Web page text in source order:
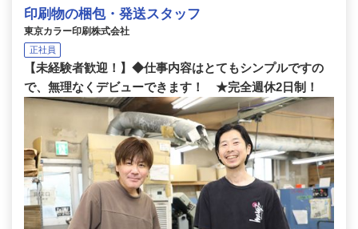
印刷物の梱包・発送スタッフ
東京カラー印刷株式会社
正社員
【未経験者歓迎！】◆仕事内容はとてもシンプルですの
で、無理なくデビューできます！ ★完全週休2日制！